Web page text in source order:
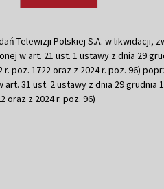
Telewizji Polskiej S.A. w likwidacji,
w art. 21 ust. 1 ustawy z dnia 29
r. poz. 1722 oraz z 2024 r. poz. 96)
31 ust. 2 ustawy z dnia 29 grudnia
oraz z 2024 r. poz. 96)